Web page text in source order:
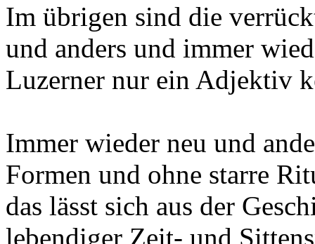
Im übrigen sind die
und anders und immer
Luzerner nur ein Adjektiv
Immer wieder neu und
Formen und ohne starre
das lässt sich aus der
lebendiger Zeit- und